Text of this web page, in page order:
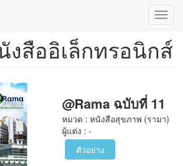
สืออิเล็กทรอนิกส์
@Rama ฉบับที่ 11
หมวด : หนังสือสุขภาพ (รามา)
ผู้แต่ง : -
ตัวอย่าง